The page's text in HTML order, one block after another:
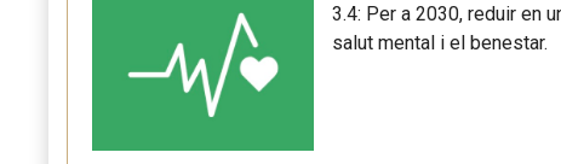
3.4: Per a 2030, reduir en
salut mental i el benestar.